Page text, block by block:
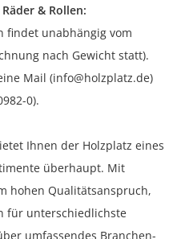
& Rollen:
findet unabhängig vom
nach Gewicht statt).
Mail (info@holzplatz.de)
0).
Ihnen der Holzplatz eines
überhaupt. Mit
hohen Qualitätsanspruch,
für unterschiedlichste
umfassendes Branchen-